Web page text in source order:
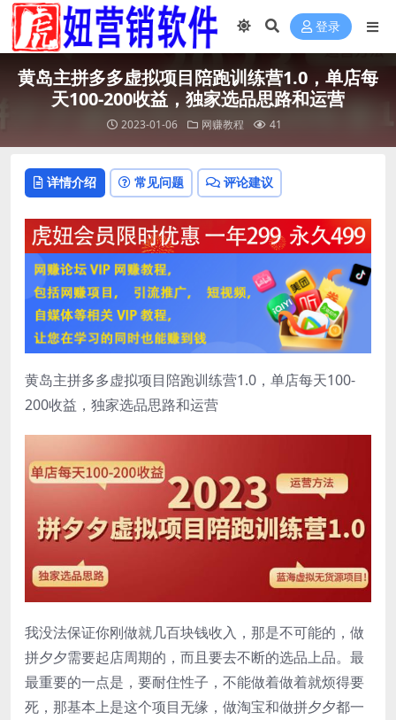
登录
黄岛主拼多多虚拟项目陪跑训练营1.0，单店每
天100-200收益，独家选品思路和运营
2023-01-06 网赚教程 41
详情介绍 常见问题 评论建议
黄岛主拼多多虚拟项目陪跑训练营1.0，单店每天100-
200收益，独家选品思路和运营
我没法保证你刚做就几百块钱收入，那是不可能的，做
拼夕夕需要起店周期的，而且要去不断的选品上品。最
最重要的一点是，要耐住性子，不能做着做着就烦得要
死，那基本上是这个项目无缘，做淘宝和做拼夕夕都一